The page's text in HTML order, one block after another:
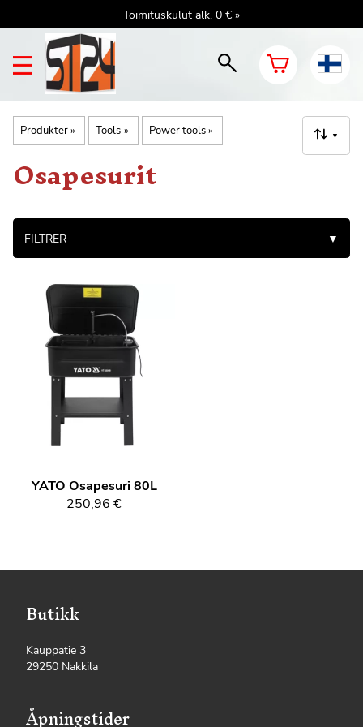
Toimituskulut alk. 0 € »
Produkter‪» Tools ‪» Power tools‪» ▼
Osapesurit
FILTRER ▼
YATO Osapesuri 80L
250,96 €
Butikk
Kauppatie 3
29250 Nakkila
Åpningstider